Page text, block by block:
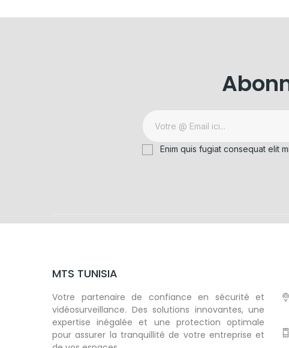
Enim quis fugiat consequat elit
MTS TUNISIA
Votre partenaire de confiance en sécurité et
vidéosurveillance. Des solutions innovantes, une
expertise inégalée et une protection optimale
pour assurer la tranquillité de votre entreprise et